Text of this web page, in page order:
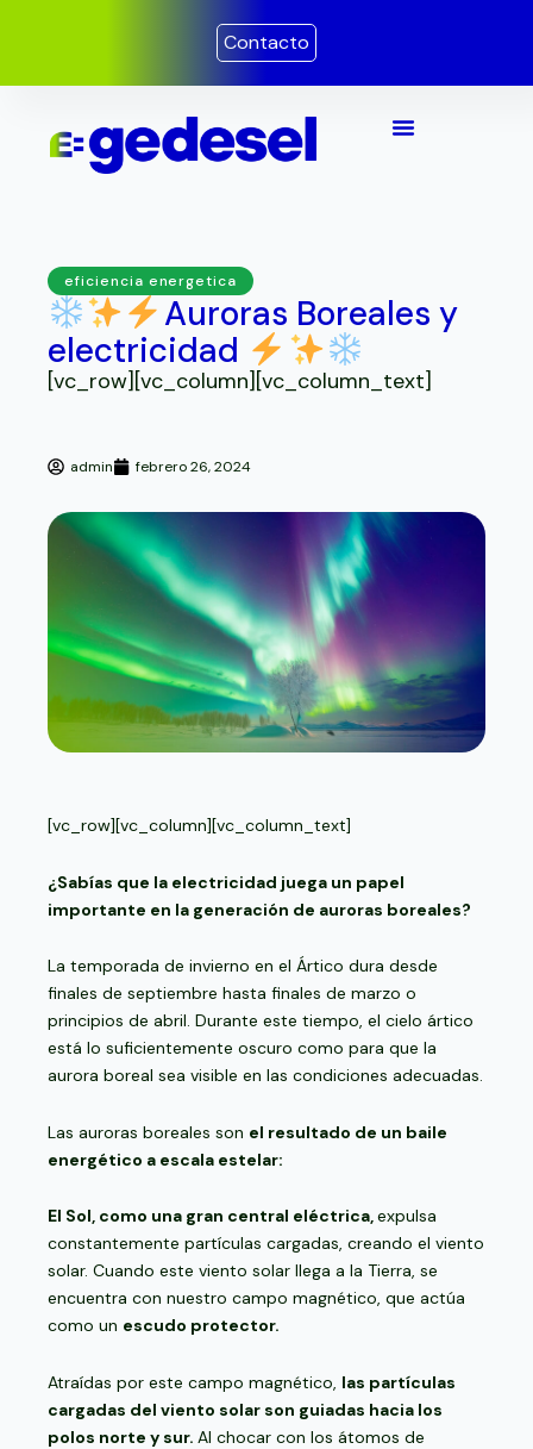
Contacto
eficiencia energetica
Auroras Boreales y
electricidad
[vc_row][vc_column][vc_column_text]
admin febrero 26, 2024
[vc_row][vc_column][vc_column_text]
¿Sabías que la electricidad juega un papel
importante en la generación de auroras boreales?
La temporada de invierno en el Ártico dura desde
finales de septiembre hasta finales de marzo o
principios de abril. Durante este tiempo, el cielo ártico
está lo suficientemente oscuro como para que la
aurora boreal sea visible en las condiciones adecuadas.
Las auroras boreales son el resultado de un baile
energético a escala estelar:
El Sol, como una gran central eléctrica,expulsa
constantemente partículas cargadas, creando el viento
solar. Cuando este viento solar llega a la Tierra, se
encuentra con nuestro campo magnético, que actúa
como un escudo protector. ️
Atraídas por este campo magnético, las partículas
cargadas del viento solar son guiadas hacia los
polos norte y sur. Al chocar con los átomos de